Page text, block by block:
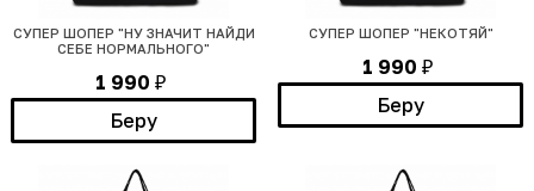
СУПЕР ШОПЕР "НУ ЗНАЧИТ НАЙДИ
СЕБЕ НОРМАЛЬНОГО"
1 990 ₽
Беру
СУПЕР ШОПЕР "НЕКОТЯЙ"
1 990 ₽
Беру